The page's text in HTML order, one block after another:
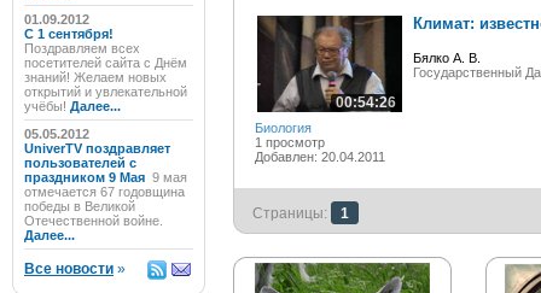
01.09.2012
C 1 сентября!
Поздравляем всех
посетителей сайта с Днём
знаний! Желаем новых
открытий и увлекательной
учёбы! Далее...
05.05.2012
UniverTV поздравляет
пользователей с
праздником 9 Мая 9 мая
отмечается 67 годовщина
победы в Великой
Отечественной войне.
Далее...
Все новости »
00:54:26
Биология
1 просмотр
Добавлен: 20.04.2011
Климат:
Бялко А. В.
Государственный
Страницы: 1